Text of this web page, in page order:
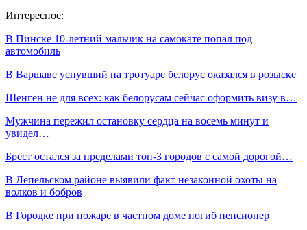
Интересное:
В Пинске 10-летний мальчик на самокате попал под
автомобиль
В Варшаве уснувший на тротуаре белорус оказался в розыске
Шенген не для всех: как белорусам сейчас оформить визу в…
Мужчина пережил остановку сердца на восемь минут и
увидел…
Брест остался за пределами топ-3 городов с самой дорогой…
В Лепельском районе выявили факт незаконной охоты на
волков и бобров
В Городке при пожаре в частном доме погиб пенсионер